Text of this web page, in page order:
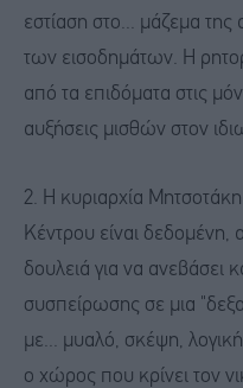
εστίαση στο... μάζεμα της
των εισοδημάτων. Η
από τα επιδόματα στις
αυξήσεις μισθών στον
2. Η κυριαρχία
Κέντρου είναι δεδομένη,
δουλειά για να ανεβάσει
συσπείρωσης σε μια
με... μυαλό, σκέψη,
ο χώρος που κρίνει τον